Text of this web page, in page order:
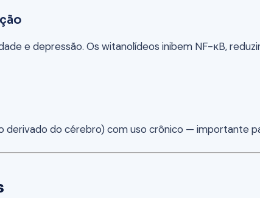
e depressão. Os witanolídeos inibem NF-κB,
do cérebro) com uso crônico — importante